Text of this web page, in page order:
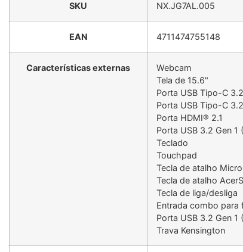
SKU NX.JG7AL.005
EAN 4711474755148
Características externas
Webcam
Tela de 15.6"
Porta USB Tipo-C
Porta USB Tipo-C
Porta HDMI® 2.1
Porta USB 3.2 Gen 1
Teclado
Touchpad
Tecla de atalho
Tecla de atalho
Tecla de liga/desliga
Entrada combo para
Porta USB 3.2 Gen 1
Trava Kensington